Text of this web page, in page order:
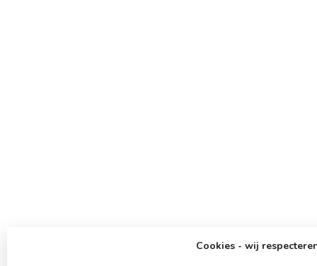
Cookies - wij